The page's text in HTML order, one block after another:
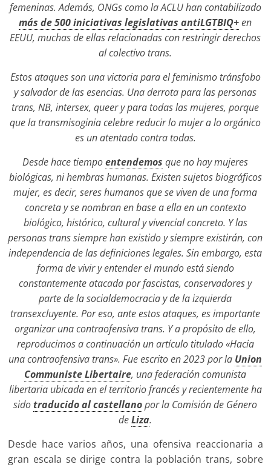
femeninas. Además, ONGs como la ACLU han contabilizado
más de 500 iniciativas legislativas antiLGTBIQ+en
EEUU, muchas de ellas relacionadas con restringir derechos
al colectivo trans.
Estos ataques son una victoria para el feminismo tránsfobo
y salvador de las esencias. Una derrota para las personas
trans, NB, intersex, queer y para todas las mujeres, porque
que la transmisoginia celebre reducir lo mujer a lo orgánico
es un atentado contra todas.
Desde hace tiempoentendemos que no hay mujeres
biológicas, ni hembras humanas. Existen sujetos biográficos
mujer, es decir, seres humanos que se viven de una forma
concreta y se nombran en base a ella en un contexto
biológico, histórico, cultural y vivencial concreto. Y las
personas trans siempre han existido y siempre existirán, con
independencia de las definiciones legales. Sin embargo, esta
forma de vivir y entender el mundo está siendo
constantemente atacada por fascistas, conservadores y
parte de la socialdemocracia y de la izquierda
transexcluyente. Por eso, ante estos ataques, es importante
organizar una contraofensiva trans. Y a propósito de ello,
reproducimos a continuación un artículo titulado «Hacia
una contraofensiva trans». Fue escrito en 2023 por la Union
Communiste Libertaire, una federación comunista
libertaria ubicada en el territorio francés y recientemente ha
sidotraducido al castellanopor la Comisión de Género
deLiza.
Desde hace varios años, una ofensiva reaccionaria a
gran escala se dirige contra la población trans, sobre